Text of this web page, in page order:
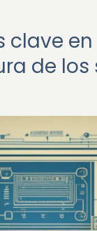
clave
de los